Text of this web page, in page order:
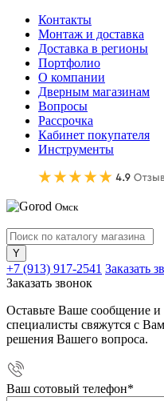
Контакты
Монтаж и доставка
Доставка в регионы
Портфолио
О компании
Дверным магазинам
Вопросы
Рассрочка
Кабинет покупателя
Инструменты
Омск
+7 (913) 917-2541 Заказать
Заказать звонок
Оставьте Ваше сообщение
специалисты свяжутся с
решения Вашего вопроса.
Ваш сотовый телефон*